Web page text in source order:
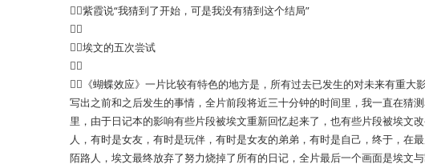
紫霞说“我猜到了开始，可是我没有猜到这个结局”

埃文的五次尝试

《蝴蝶效应》一片比较有特色的地方是，所有过去已发生的对未来有重大
写出之前和之后发生的事情，全片前段将近三十分钟的时间里，我一直在猜
里，由于日记本的影响有些片段被埃文重新回忆起来了，也有些片段被埃文
人，有时是女友，有时是玩伴，有时是女友的弟弟，有时是自己，终于，在
陌路人，埃文最终放弃了努力烧掉了所有的日记，全片最后一个画面是埃文